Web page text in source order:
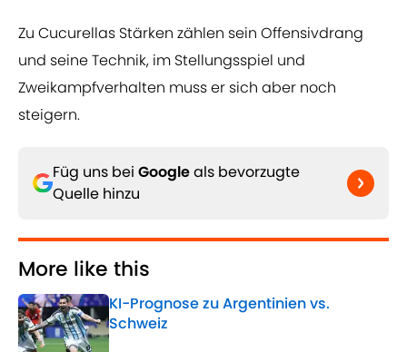
Zu Cucurellas Stärken zählen sein Offensivdrang
und seine Technik, im Stellungsspiel und
Zweikampfverhalten muss er sich aber noch
steigern.
Füg uns bei Googleals bevorzugte
Quelle hinzu
More like this
KI-Prognose zu Argentinien vs.
Schweiz
Published by on Invalid Date